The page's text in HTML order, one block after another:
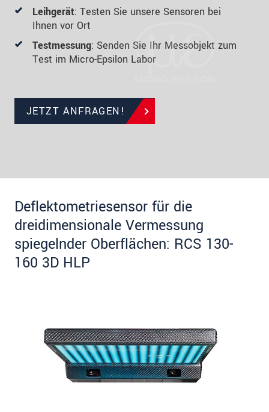
Leihgerät: Testen Sie unsere Sensoren bei
Ihnen vor Ort
Testmessung: Senden Sie Ihr Messobjekt zum
Test im Micro-Epsilon Labor
JETZT ANFRAGEN!
Deflektometriesensor für die
dreidimensionale Vermessung
spiegelnder Oberflächen: RCS 130-
160 3D HLP